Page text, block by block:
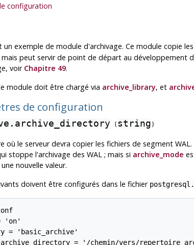
configuration
un exemple de module d'archivage. Ce module copie
peut servir de point de départ au
voir Chapitre 49.
module doit être chargé via archive_library, et
de configuration
( string )
où le serveur devra copier les fichiers de segment
stoppe l'archivage des WAL ; mais si archive_mode
nouvelle valeur.
doivent être configurés dans le fichier
'on'
= 'basic_archive'